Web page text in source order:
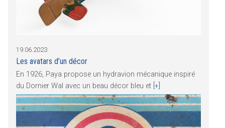
19.06.2023
Les avatars d’un décor
En 1926, Paya propose un hydravion mécanique inspiré
du Dornier Wal avec un beau décor bleu et [+]